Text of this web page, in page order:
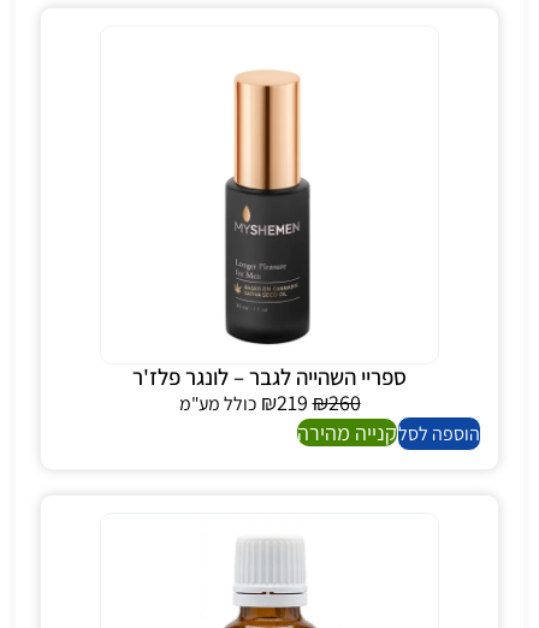
ספריי השהייה לגבר – לונגר פלז'ר
₪260
₪219
כולל מע"מ
הוספה לסלקנייה מהירה